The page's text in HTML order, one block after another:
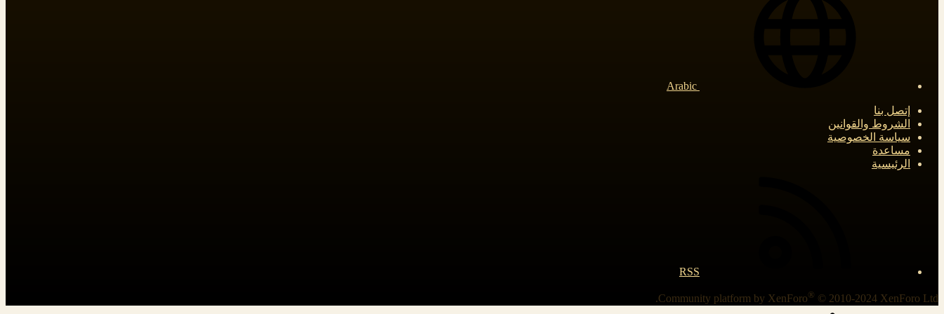
إتصل بنا
الشروط والقوانين
سياسة الخصوصية
مساعدة
الرئيسية
RSS
Community platform by XenForo® © 2010-2024 XenForo Ltd.